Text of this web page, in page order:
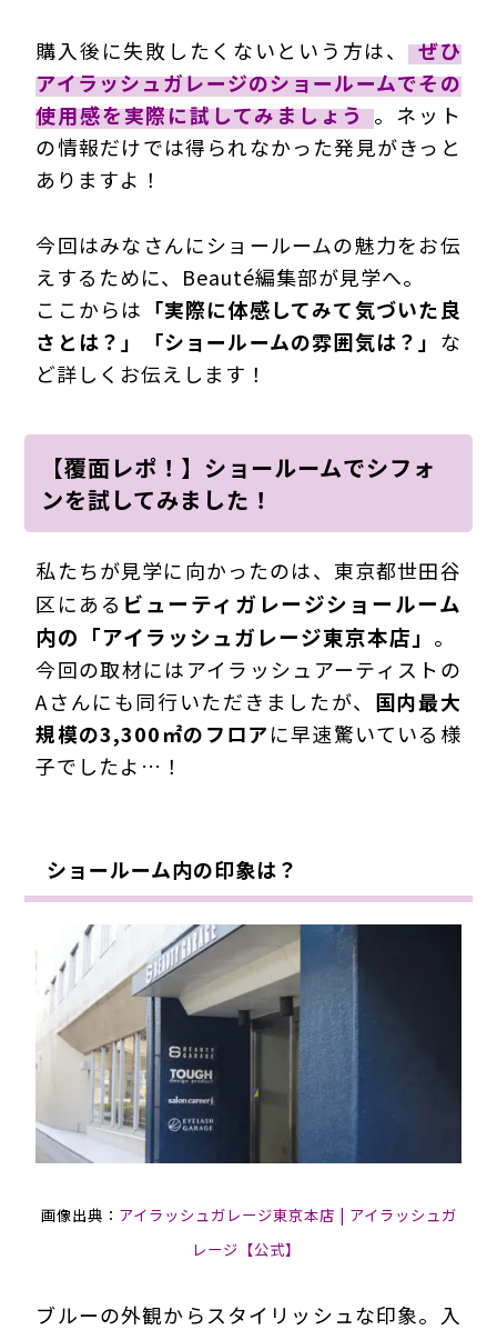
購入後に失敗したくないという方は、
ぜひ
アイラッシュガレージのショールームでその
使用感を実際に試してみましょう 。ネット
の情報だけでは得られなかった発見がきっと
ありますよ！
今回はみなさんにショールームの魅力をお伝
えするために、Beauté編集部が見学へ。
ここからは 「実際に体感してみて気づいた良
さとは？」「ショールームの雰囲気は？」 な
ど詳しくお伝えします！
【覆面レポ！】ショールームでシフォ
ンを試してみました！
私たちが見学に向かったのは、東京都世田谷
区にある ビューティガレージショールーム
内の「アイラッシュガレージ東京本店」 。
今回の取材にはアイラッシュアーティストの
Aさんにも同行いただきましたが、 国内最大
規模の3,300㎡のフロアに早速驚いている様
子でしたよ…！
ショールーム内の印象は？
画像出典： アイラッシュガレージ東京本店 | アイラッシュガ
レージ【公式】
ブルーの外観からスタイリッシュな印象。入